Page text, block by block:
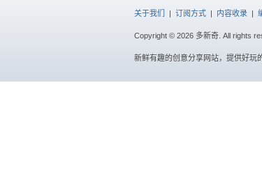
关于我们 | 订阅方式 | 内容收录 |
Copyright © 2026 多新奇. All rights
新鲜有趣的创意分享网站，提供好玩